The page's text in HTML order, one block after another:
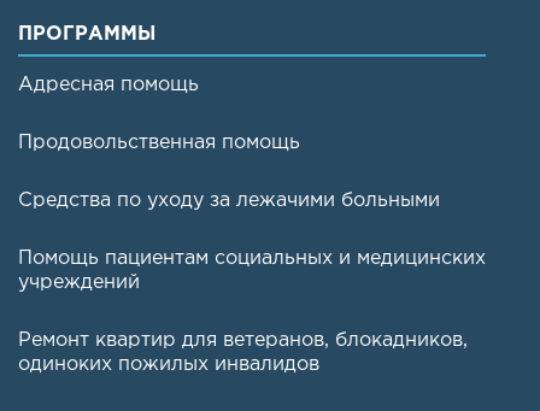
ПРОГРАММЫ
Адресная помощь
Продовольственная помощь
Средства по уходу за лежачими больными
Помощь пациентам социальных и медицинских
учреждений
Ремонт квартир для ветеранов, блокадников,
одиноких пожилых инвалидов